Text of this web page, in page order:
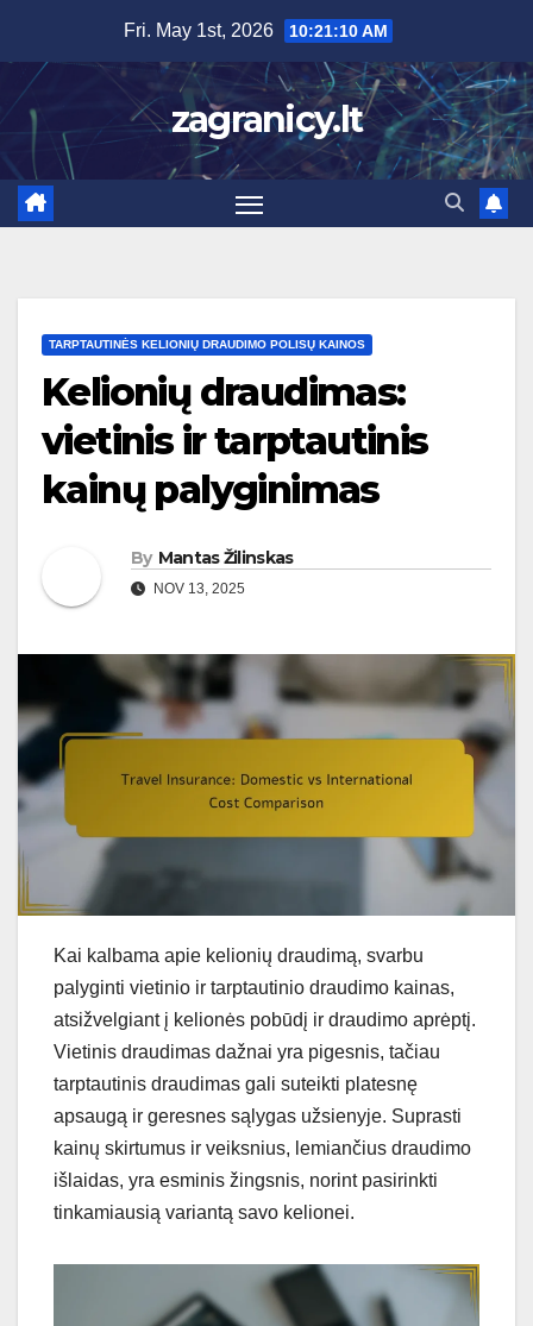
content
Fri. May 1st, 2026 10:21:12 AM
zagranicy.lt
TARPTAUTINĖS KELIONIŲ DRAUDIMO POLISŲ KAINOS
Kelionių draudimas:
vietinis ir tarptautinis
kainų palyginimas
By Mantas Žilinskas
NOV 13, 2025
Kai kalbama apie kelionių draudimą, svarbu
palyginti vietinio ir tarptautinio draudimo kainas,
atsižvelgiant į kelionės pobūdį ir draudimo aprėptį.
Vietinis draudimas dažnai yra pigesnis, tačiau
tarptautinis draudimas gali suteikti platesnę
apsaugą ir geresnes sąlygas užsienyje. Suprasti
kainų skirtumus ir veiksnius, lemiančius draudimo
išlaidas, yra esminis žingsnis, norint pasirinkti
tinkamiausią variantą savo kelionei.